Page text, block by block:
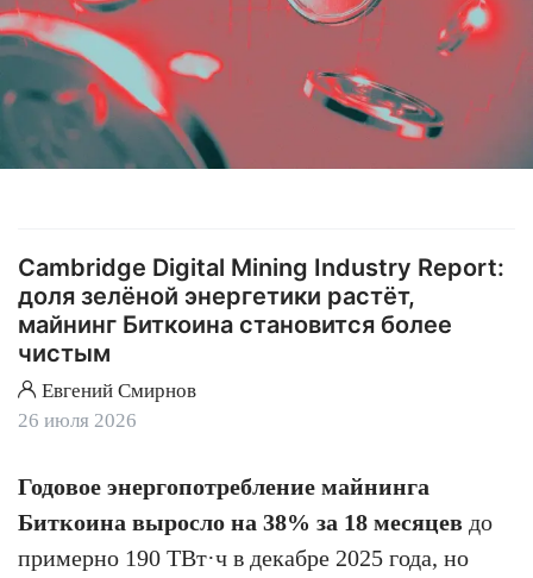
Cambridge Digital Mining Industry Report:
доля зелёной энергетики растёт,
майнинг Биткоина становится более
чистым
Евгений Смирнов
26 июля 2026
Годовое энергопотребление майнинга
Биткоина выросло на 38% за 18 месяцев до
примерно 190 ТВт·ч в декабре 2025 года, но